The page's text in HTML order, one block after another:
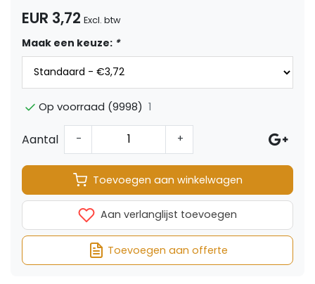
EUR 3,72 Excl. btw
Maak een keuze: *
Op voorraad (9998) 1
Aantal - +
Toevoegen aan winkelwagen
Aan verlanglijst toevoegen
Toevoegen aan offerte